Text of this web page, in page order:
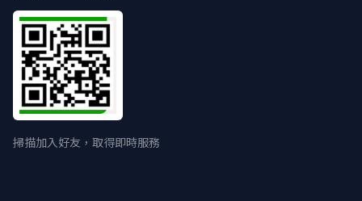
掃描加入好友，取得即時服務